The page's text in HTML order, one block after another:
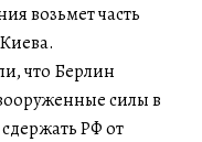
возьмет часть
что Берлин
силы в
РФ от